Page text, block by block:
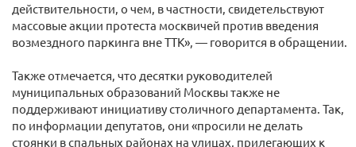
действительности, о чем, в частности, свидетельствуют
массовые акции протеста москвичей против введения
возмездного паркинга вне ТТК», — говорится в обращении.
Также отмечается, что десятки руководителей
муниципальных образований Москвы также не
поддерживают инициативу столичного департамента. Так,
по информации депутатов, они «просили не делать
стоянки в спальных районах на улицах, прилегающих к